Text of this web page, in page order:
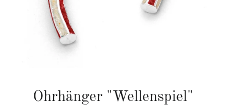
Ohrhänger "Wellenspiel"